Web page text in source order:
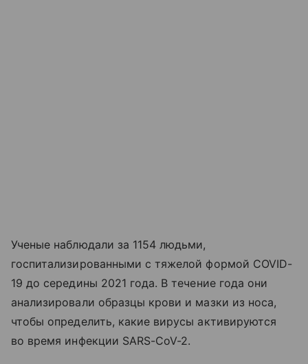
Ученые наблюдали за 1154 людьми,
госпитализированными с тяжелой формой COVID-
19 до середины 2021 года. В течение года они
анализировали образцы крови и мазки из носа,
чтобы определить, какие вирусы активируются
во время инфекции SARS-CoV-2.